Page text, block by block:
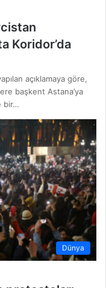
Koridor’da
açıklamaya göre,
başkent Astana’ya
bir…
Dünya